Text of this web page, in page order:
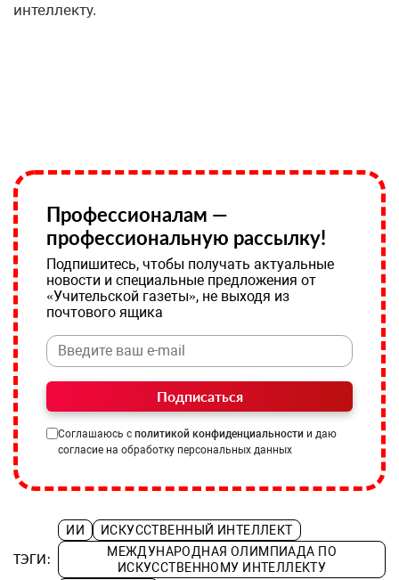
интеллекту.
Профессионалам —
профессиональную рассылку!
Подпишитесь, чтобы получать актуальные
новости и специальные предложения от
«Учительской газеты», не выходя из
почтового ящика
Подписаться
Соглашаюсь с политикой конфиденциальности и даю
согласие на обработку персональных данных
ТЭГИ:
ИИ
ИСКУССТВЕННЫЙ ИНТЕЛЛЕКТ
МЕЖДУНАРОДНАЯ ОЛИМПИАДА ПО
ИСКУССТВЕННОМУ ИНТЕЛЛЕКТУ